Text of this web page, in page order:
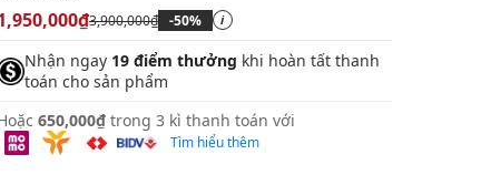
3,900,000₫ -50% i
Nhận ngay 19 điểm thưởng khi hoàn tất thanh
toán cho sản phẩm
650,000₫ trong 3 kì thanh toán với
Tìm hiểu thêm